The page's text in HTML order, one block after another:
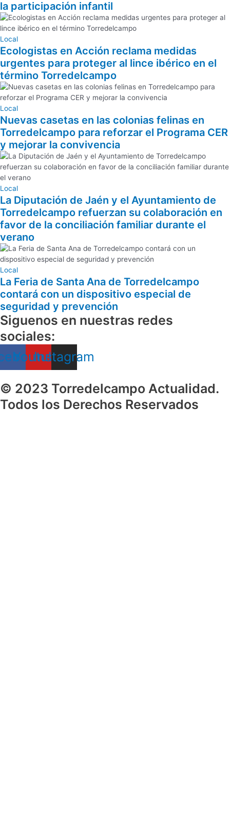
la participación infantil
Local
Ecologistas en Acción reclama medidas
urgentes para proteger al lince ibérico en el
término Torredelcampo
Local
Nuevas casetas en las colonias felinas en
Torredelcampo para reforzar el Programa CER
y mejorar la convivencia
Local
La Diputación de Jaén y el Ayuntamiento de
Torredelcampo refuerzan su colaboración en
favor de la conciliación familiar durante el
verano
Local
La Feria de Santa Ana de Torredelcampo
contará con un dispositivo especial de
seguridad y prevención
Siguenos en nuestras redes
sociales:
Youtube
Instagram
© 2023 Torredelcampo Actualidad.
Todos los Derechos Reservados